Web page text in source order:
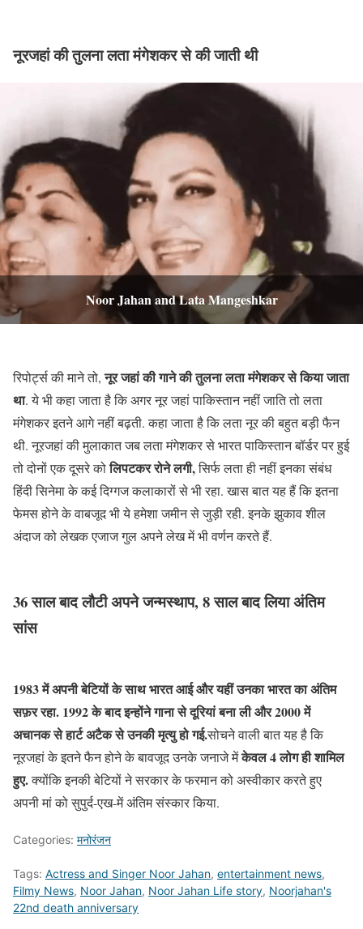
नूरजहां की तुलना लता मंगेशकर से की जाती थी
Noor Jahanand Lata Mangeshkar
रिपोर्ट्स की माने तो,नूर जहां की गाने की तुलना लता मंगेशकर से किया जाता
था. ये भी कहा जाता है कि अगर नूर जहां पाकिस्तान नहीं जाति तो लता
मंगेशकर इतने आगे नहीं बढ़ती. कहा जाता है कि लता नूर की बहुत बड़ी फैन
थी. नूरजहां की मुलाकात जब लता मंगेशकर से भारत पाकिस्तान बॉर्डर पर हुई
तो दोनों एक दूसरे कोलिपटकर रोने लगी,सिर्फ लता ही नहीं इनका संबंध
हिंदी सिनेमा के कई दिग्गज कलाकारों से भी रहा. खास बात यह हैं कि इतना
फेमस होने के वाबजूद भी ये हमेशा जमीन से जुड़ी रही. इनके झुकाव शील
अंदाज को लेखक एजाज गुल अपने लेख में भी वर्णन करते हैं.
36 साल बाद लौटी अपने जन्मस्थाप, 8 साल बाद लिया अंतिम
सांस
1983 में अपनी बेटियों के साथ भारत आई और यहीं उनका भारत का अंतिम
सफ़र रहा. 1992 के बाद इन्होंने गाना से दूरियां बना ली और 2000 में
अचानक से हार्ट अटैक से उनकी मृत्यु हो गई.सोचने वाली बात यह है कि
नूरजहां के इतने फैन होने के बावजूद उनके जनाजे मेंकेवल 4 लोग ही शामिल
हुए.क्योंकि इनकी बेटियों ने सरकार के फरमान को अस्वीकार करते हुए
अपनी मां को सुपुर्द-एख-में अंतिम संस्कार किया.
Categories: मनोरंजन
Tags: Actress and Singer Noor Jahan, entertainment news,
Filmy News, Noor Jahan, Noor Jahan Life story, Noorjahan's
22nd death anniversary